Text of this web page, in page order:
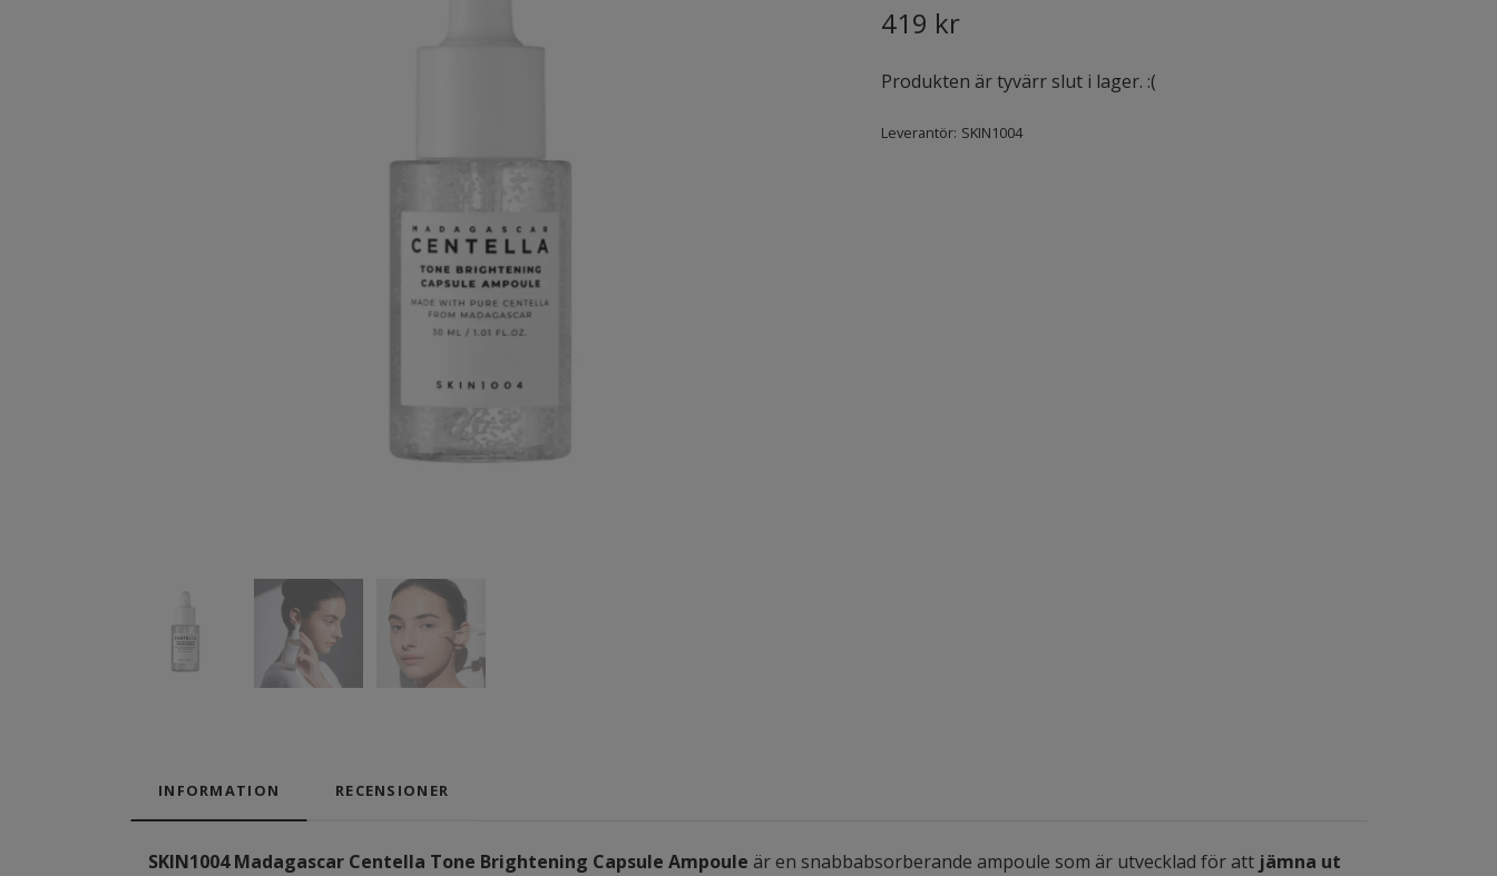
419 kr
Produkten är tyvärr slut i lager. :(
Leverantör: SKIN1004
INFORMATION RECENSIONER
SKIN1004 Madagascar Centella Tone Brightening Capsule Ampoule är en snabbabsorberande ampoule som är utvecklad för att jämna ut